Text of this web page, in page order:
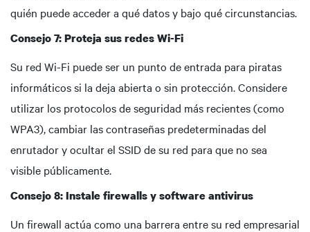
quién puede acceder a qué datos y bajo qué circunstancias.
Consejo 7: Proteja sus redes Wi-Fi
Su red Wi-Fi puede ser un punto de entrada para piratas
informáticos si la deja abierta o sin protección. Considere
utilizar los protocolos de seguridad más recientes (como
WPA3), cambiar las contraseñas predeterminadas del
enrutador y ocultar el SSID de su red para que no sea
visible públicamente.
Consejo 8: Instale firewalls y software antivirus
Un firewall actúa como una barrera entre su red empresarial